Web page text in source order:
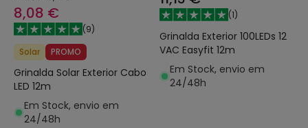
8,08 €
(9)
Solar
PROMO
Grinalda Solar Exterior Cabo
LED 12m
Em Stock, envio em
24/48h
(1)
Grinalda Exterior 100LEDs 12
VAC Easyfit 12m
Em Stock, envio em
24/48h